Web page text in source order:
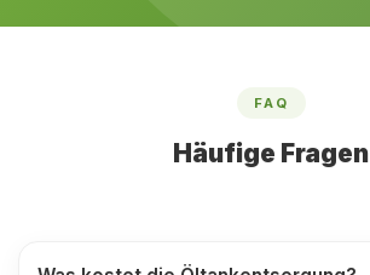
FAQ
Häufige Fragen